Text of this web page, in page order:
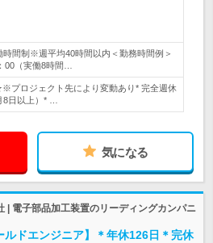
時間制※週平均40時間以内＜勤務時間例＞
00（実働8時間…
プロジェクト先により変動あり* 完全週休
8日以上）* …
気になる
| 電子部品加工装置のリーディングカンパニ
ドエンジニア】＊年休126日＊完休